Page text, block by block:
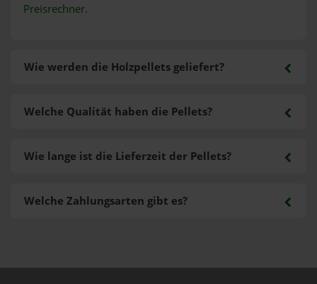
Preisrechner.
Wie werden die Holzpellets geliefert?
Welche Zahlungsarten gibt es?
Welche Qualität haben die Pellets?
Wie lange ist die Lieferzeit der Pellets?